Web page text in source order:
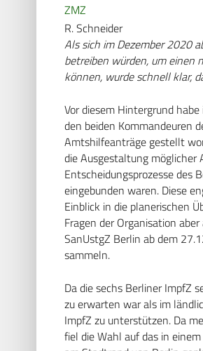
ZMZ
R. Schneider
Als sich im Dezember 2020
betreiben würden, um einen
können, wurde schnell klar,
Vor diesem Hintergrund
den beiden Kommandeuren
Amtshilfeanträge gestellt
die Ausgestaltung möglicher
Entscheidungsprozesse des
eingebunden waren. Diese
Einblick in die planerischen
Fragen der Organisation
SanUstgZ Berlin ab dem
sammeln.
Da die sechs Berliner ImpfZ
zu erwarten war als im
ImpfZ zu unterstützen. Da
fiel die Wahl auf das in